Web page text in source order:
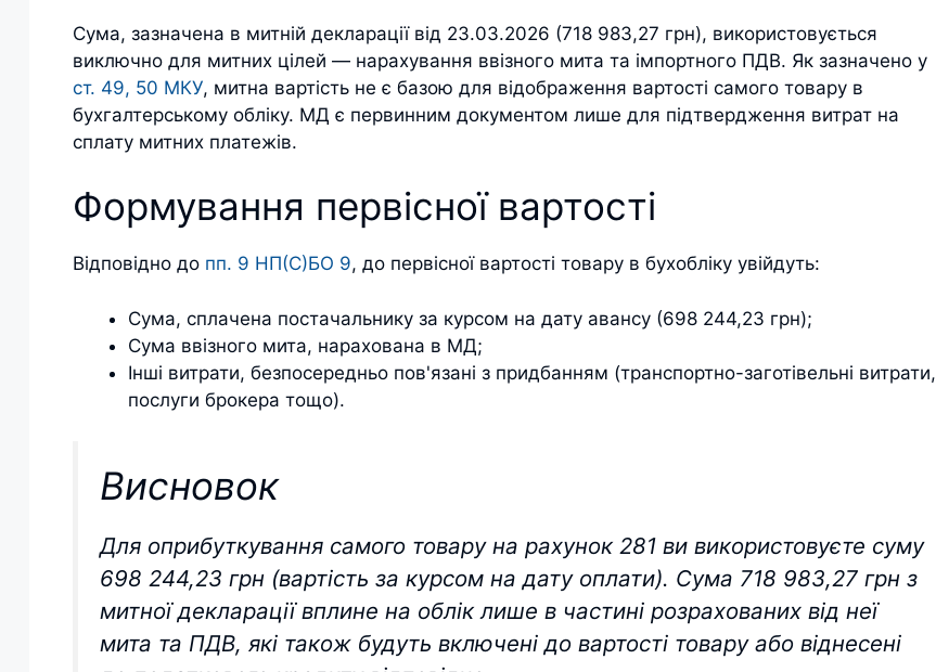
Сума, зазначена в митній декларації від 23.03.2026 (718 983,27 грн), використовується
виключно для митних цілей — нарахування ввізного мита та імпортного ПДВ. Як зазначено у
ст. 49, 50 МКУ, митна вартість не є базою для відображення вартості самого товару в
бухгалтерському обліку. МД є первинним документом лише для підтвердження витрат на
сплату митних платежів.
Формування первісної вартості
Відповідно до пп. 9 НП(С)БО 9, до первісної вартості товару в бухобліку увійдуть:
Сума, сплачена постачальнику за курсом на дату авансу (698 244,23 грн);
Сума ввізного мита, нарахована в МД;
Інші витрати, безпосередньо пов'язані з придбанням (транспортно-заготівельні витрати,
послуги брокера тощо).
Висновок
Для оприбуткування самого товару на рахунок 281 ви використовуєте суму
698 244,23 грн (вартість за курсом на дату оплати). Сума 718 983,27 грн з
митної декларації вплине на облік лише в частині розрахованих від неї
мита та ПДВ, які також будуть включені до вартості товару або віднесені